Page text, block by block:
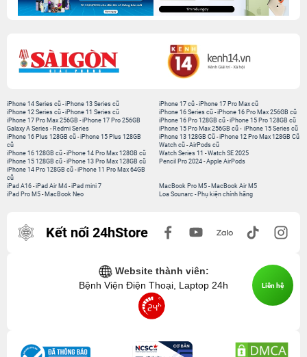
iPhone 14 Series cũ -iPhone 13 Series cũ
iPhone 12 Series cũ -iPhone 11 Series cũ
iPhone 17 Pro Max 256GB -iPhone 17 Pro 256GB
Galaxy A Series - Redmi Series
iPhone 17 cũ-iPhone 17 Pro Max cũ
iPhone 16 Series cũ- iPhone 16 Pro Max 256GB cũ
iPhone 16 Pro 128GB cũ-iPhone 15 Pro 128GB cũ
iPhone 15 Pro Max 256GB cũ- iPhone 15 Series cũ
iPhone 16 Plus 128GB cũ -iPhone 15 Plus 128GB
cũ
iPhone 16 128GB cũ -iPhone 14 Pro Max 128GB cũ
iPhone 15 128GB cũ -iPhone 13 Pro Max 128GB cũ
iPhone 14 Pro 128GB cũ -iPhone 11 Pro Max 64GB
cũ
iPhone 13 128GB Cũ-iPhone 12 Pro Max 128GB Cũ
Watch cũ-AirPods cũ
Watch Series 11 -Watch SE 2025
Pencil Pro 2024-Apple AirPods
iPad A16 -iPad Air M4 -iPad mini 7
iPad Pro M5 - MacBook Neo
MacBook Pro M5- MacBook Air M5
Loa Sounarc- Phụ kiện chính hãng
Kết nối 24hStore
Website thành viên:
Bệnh Viện Điện Thoại, Laptop 24h
Liên hệ